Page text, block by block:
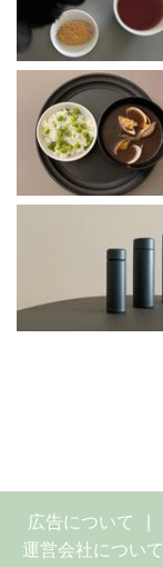
広告について
運営会社について